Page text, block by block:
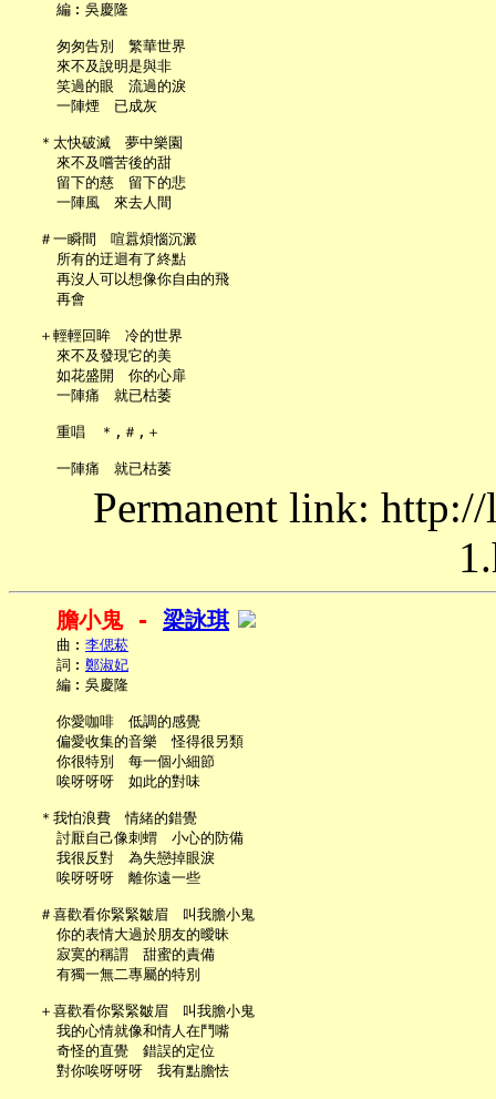
     編︰吳慶隆
     匆匆告別　繁華世界
     來不及說明是與非
     笑過的眼　流過的淚
     一陣煙　已成灰
   ＊太快破滅　夢中樂園
     來不及嚐苦後的甜
     留下的慈　留下的悲
     一陣風　來去人間
   ＃一瞬間　喧囂煩惱沉澱
     所有的迂迴有了終點
     再沒人可以想像你自由的飛
     再會
   ＋輕輕回眸　冷的世界
     來不及發現它的美
     如花盛開　你的心扉
     一陣痛　就已枯萎
     重唱　＊,＃,＋
Permanent link:
膽小鬼 - 梁詠琪
     曲︰
李偲菘
     詞︰
鄭淑妃
     編︰吳慶隆
     你愛咖啡　低調的感覺
     偏愛收集的音樂　怪得很另類
     你很特別　每一個小細節
     唉呀呀呀　如此的對味
   ＊我怕浪費　情緒的錯覺
     討厭自己像刺蝟　小心的防備
     我很反對　為失戀掉眼淚
     唉呀呀呀　離你遠一些
   ＃喜歡看你緊緊皺眉　叫我膽小鬼
     你的表情大過於朋友的曖昧
     寂寞的稱謂　甜蜜的責備
     有獨一無二專屬的特別
   ＋喜歡看你緊緊皺眉　叫我膽小鬼
     我的心情就像和情人在鬥嘴
     奇怪的直覺　錯誤的定位
     對你唉呀呀呀　我有點膽怯